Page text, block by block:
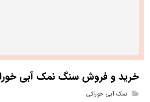
خرید و فروش سنگ نمک آبی
نمک آبی خوراکی